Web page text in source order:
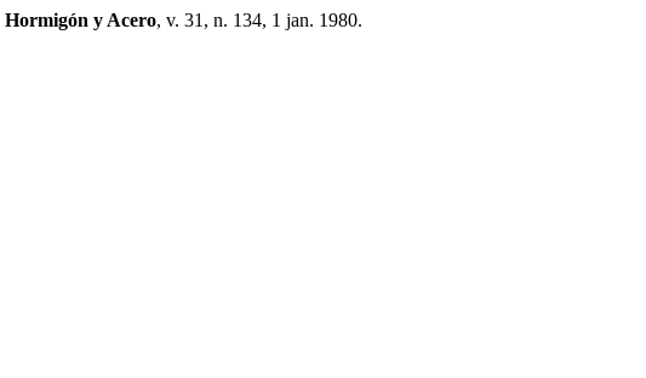
Hormigón y Acero, v. 31, n. 134, 1 jan. 1980.